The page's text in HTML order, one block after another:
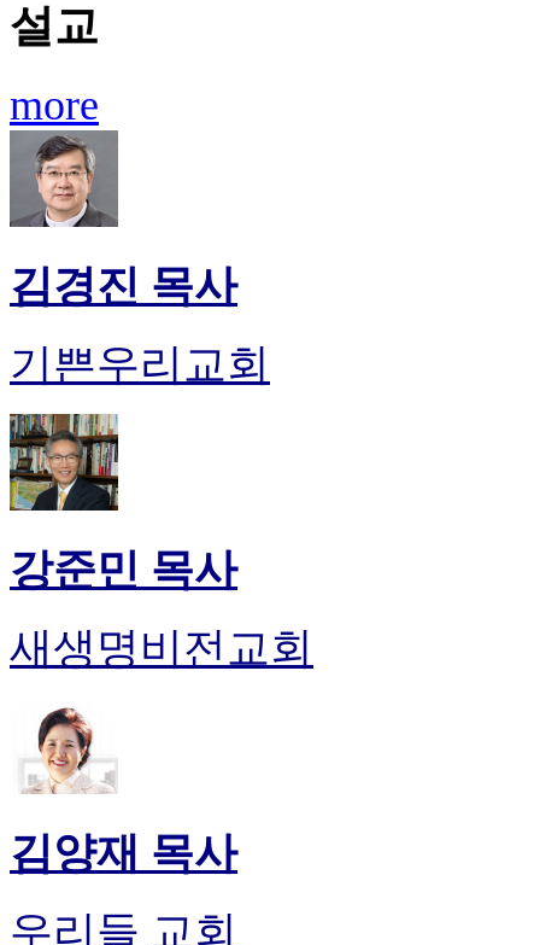
설교
more
김경진 목사
기쁜우리교회
강준민 목사
새생명비전교회
김양재 목사
우리들 교회